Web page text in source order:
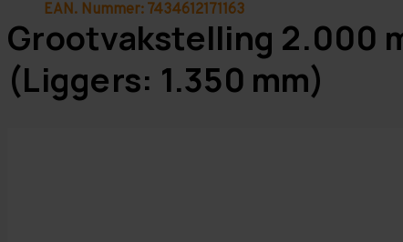
EAN. Nummer: 7434612171163
Grootvakstelling 2.000
(Liggers: 1.350 mm)